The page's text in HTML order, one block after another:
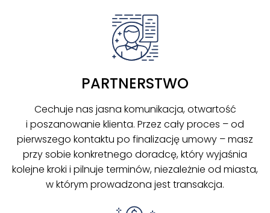
PARTNERSTWO
Cechuje nas jasna komunikacja, otwartość
i poszanowanie klienta. Przez cały proces – od
pierwszego kontaktu po finalizację umowy – masz
przy sobie konkretnego doradcę, który wyjaśnia
kolejne kroki i pilnuje terminów, niezależnie od miasta,
w którym prowadzona jest transakcja.